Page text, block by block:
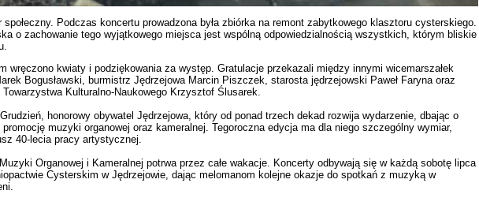
społeczny. Podczas koncertu prowadzona była zbiórka na remont zabytkowego klasztoru cysterskiego.
o zachowanie tego wyjątkowego miejsca jest wspólną odpowiedzialnością wszystkich, którym bliskie
wręczono kwiaty i podziękowania za występ. Gratulacje przekazali między innymi wicemarszałek
Bogusławski, burmistrz Jędrzejowa Marcin Piszczek, starosta jędrzejowski Paweł Faryna oraz
Kulturalno-Naukowego Krzysztof Ślusarek.
honorowy obywatel Jędrzejowa, który od ponad trzech dekad rozwija wydarzenie, dbając o
muzyki organowej oraz kameralnej. Tegoroczna edycja ma dla niego szczególny wymiar,
40-lecia pracy artystycznej.
Organowej i Kameralnej potrwa przez całe wakacje. Koncerty odbywają się w każdą sobotę lipca
Cysterskim w Jędrzejowie, dając melomanom kolejne okazje do spotkań z muzyką w